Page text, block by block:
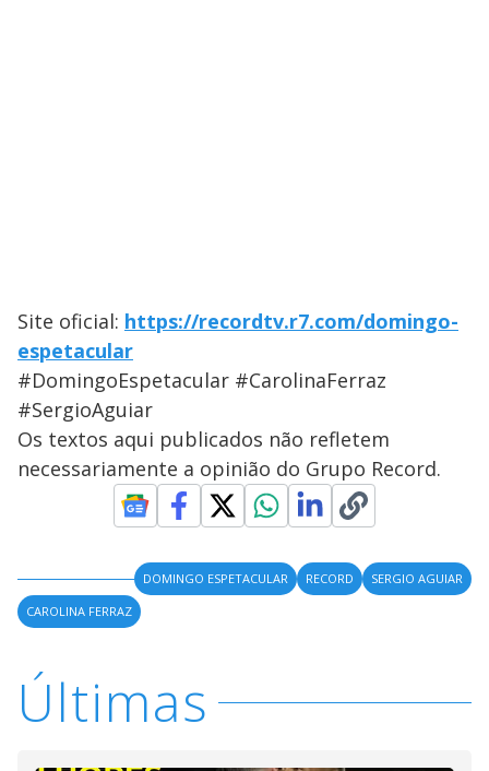
Site oficial: https://recordtv.r7.com/domingo-
espetacular
#DomingoEspetacular #CarolinaFerraz
#SergioAguiar
Os textos aqui publicados não refletem
necessariamente a opinião do Grupo Record.
DOMINGO ESPETACULAR RECORD
SERGIO AGUIAR
CAROLINA FERRAZ
Últimas